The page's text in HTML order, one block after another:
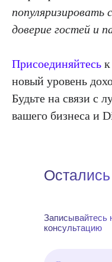
популяризировать
доверие гостей и
Присоединяйтесь
новый уровень
Будьте на связи с
вашего бизнеса и
Записывайтесь
консультацию